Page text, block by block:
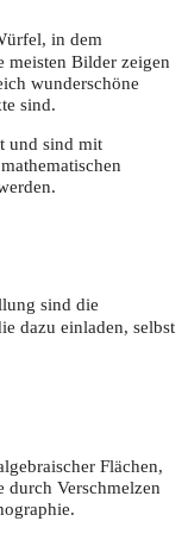
in dem
meisten Bilder zeigen
wunderschöne
sind.
und sind mit
sind die
dazu einladen, selbst
Flächen,
Verschmelzen